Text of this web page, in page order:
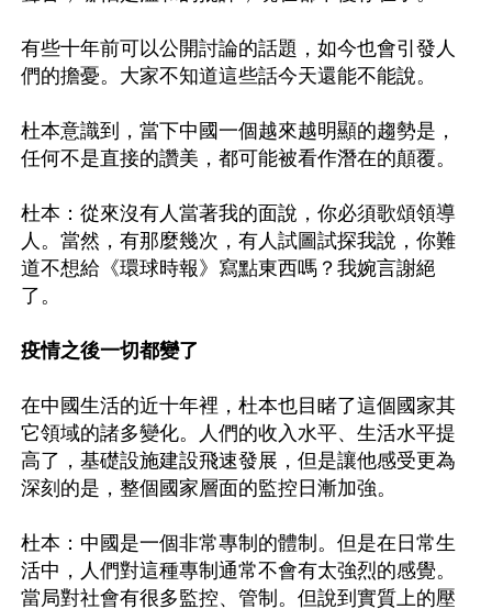
有些十年前可以公開討論的話題，如今也會引發人
們的擔憂。大家不知道這些話今天還能不能說。
杜本意識到，當下中國一個越來越明顯的趨勢是，
任何不是直接的讚美，都可能被看作潛在的顛覆。
杜本：從來沒有人當著我的面說，你必須歌頌領導
人。當然，有那麼幾次，有人試圖試探我說，你難
道不想給《環球時報》寫點東西嗎？我婉言謝絕
了。
疫情之後一切都變了
在中國生活的近十年裡，杜本也目睹了這個國家其
它領域的諸多變化。人們的收入水平、生活水平提
高了，基礎設施建設飛速發展，但是讓他感受更為
深刻的是，整個國家層面的監控日漸加強。
杜本：中國是一個非常專制的體制。但是在日常生
活中，人們對這種專制通常不會有太強烈的感覺。
當局對社會有很多監控、管制。但說到實質上的壓